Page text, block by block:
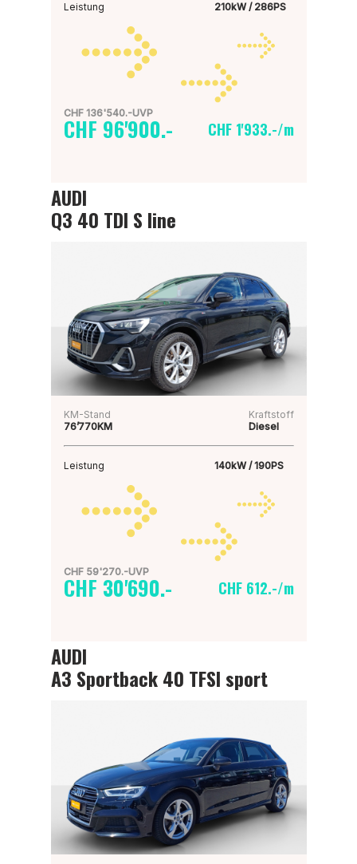
Leistung 210kW / 286PS
CHF 136'540.-UVP
CHF 96'900.- CHF 1'933.-/m
AUDI
Q3 40 TDI S line
KM-Stand
76’770KM
Kraftstoff
Diesel
Leistung 140kW / 190PS
CHF 59'270.-UVP
CHF 30'690.- CHF 612.-/m
AUDI
A3 Sportback 40 TFSI sport